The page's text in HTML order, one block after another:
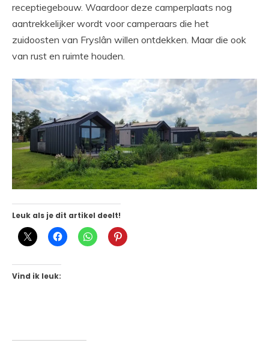
receptiegebouw. Waardoor deze camperplaats nog
aantrekkelijker wordt voor camperaars die het
zuidoosten van Fryslân willen ontdekken. Maar die ook
van rust en ruimte houden.
Leuk als je dit artikel deelt!
Vind ik leuk: